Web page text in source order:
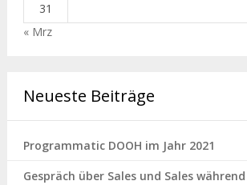
31
« Mrz
Neueste Beiträge
Programmatic DOOH im Jahr 2021
Gespräch über Sales und Sales